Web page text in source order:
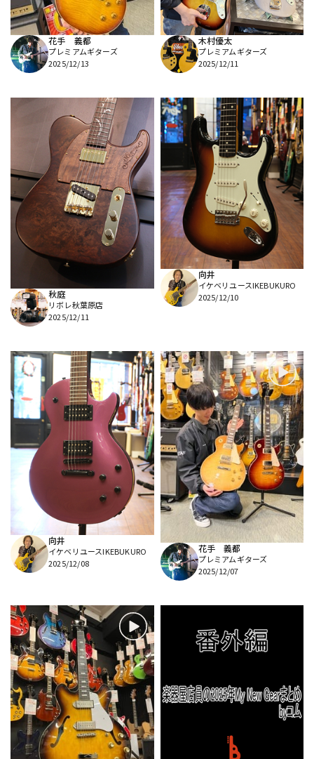
花手 義都
プレミアムギターズ
2025/12/13
木村優太
プレミアムギターズ
2025/12/11
秋庭
リボレ秋葉原店
2025/12/11
向井
イケベリユースIKEBUKURO
2025/12/10
向井
イケベリユースIKEBUKURO
2025/12/08
花手 義都
プレミアムギターズ
2025/12/07